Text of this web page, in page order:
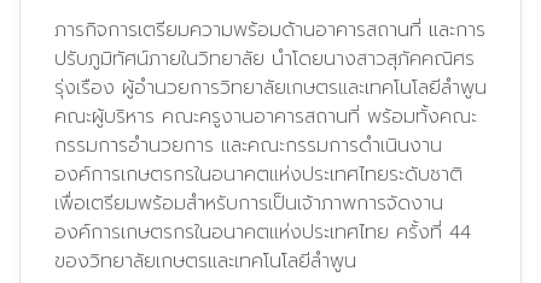
ภารกิจการเตรียมความพร้อมด้านอาคารสถานที่ และการ
ปรับภูมิทัศน์ภายในวิทยาลัย นำโดยนางสาวสุภัคคณิศร
รุ่งเรือง ผู้อำนวยการวิทยาลัยเกษตรและเทคโนโลยีลำพูน
คณะผู้บริหาร คณะครูงานอาคารสถานที่ พร้อมทั้งคณะ
กรรมการอำนวยการ และคณะกรรมการดำเนินงาน
องค์การเกษตรกรในอนาคตแห่งประเทศไทยระดับชาติ
เพื่อเตรียมพร้อมสำหรับการเป็นเจ้าภาพการจัดงาน
องค์การเกษตรกรในอนาคตแห่งประเทศไทย ครั้งที่ 44
ของวิทยาลัยเกษตรและเทคโนโลยีลำพูน